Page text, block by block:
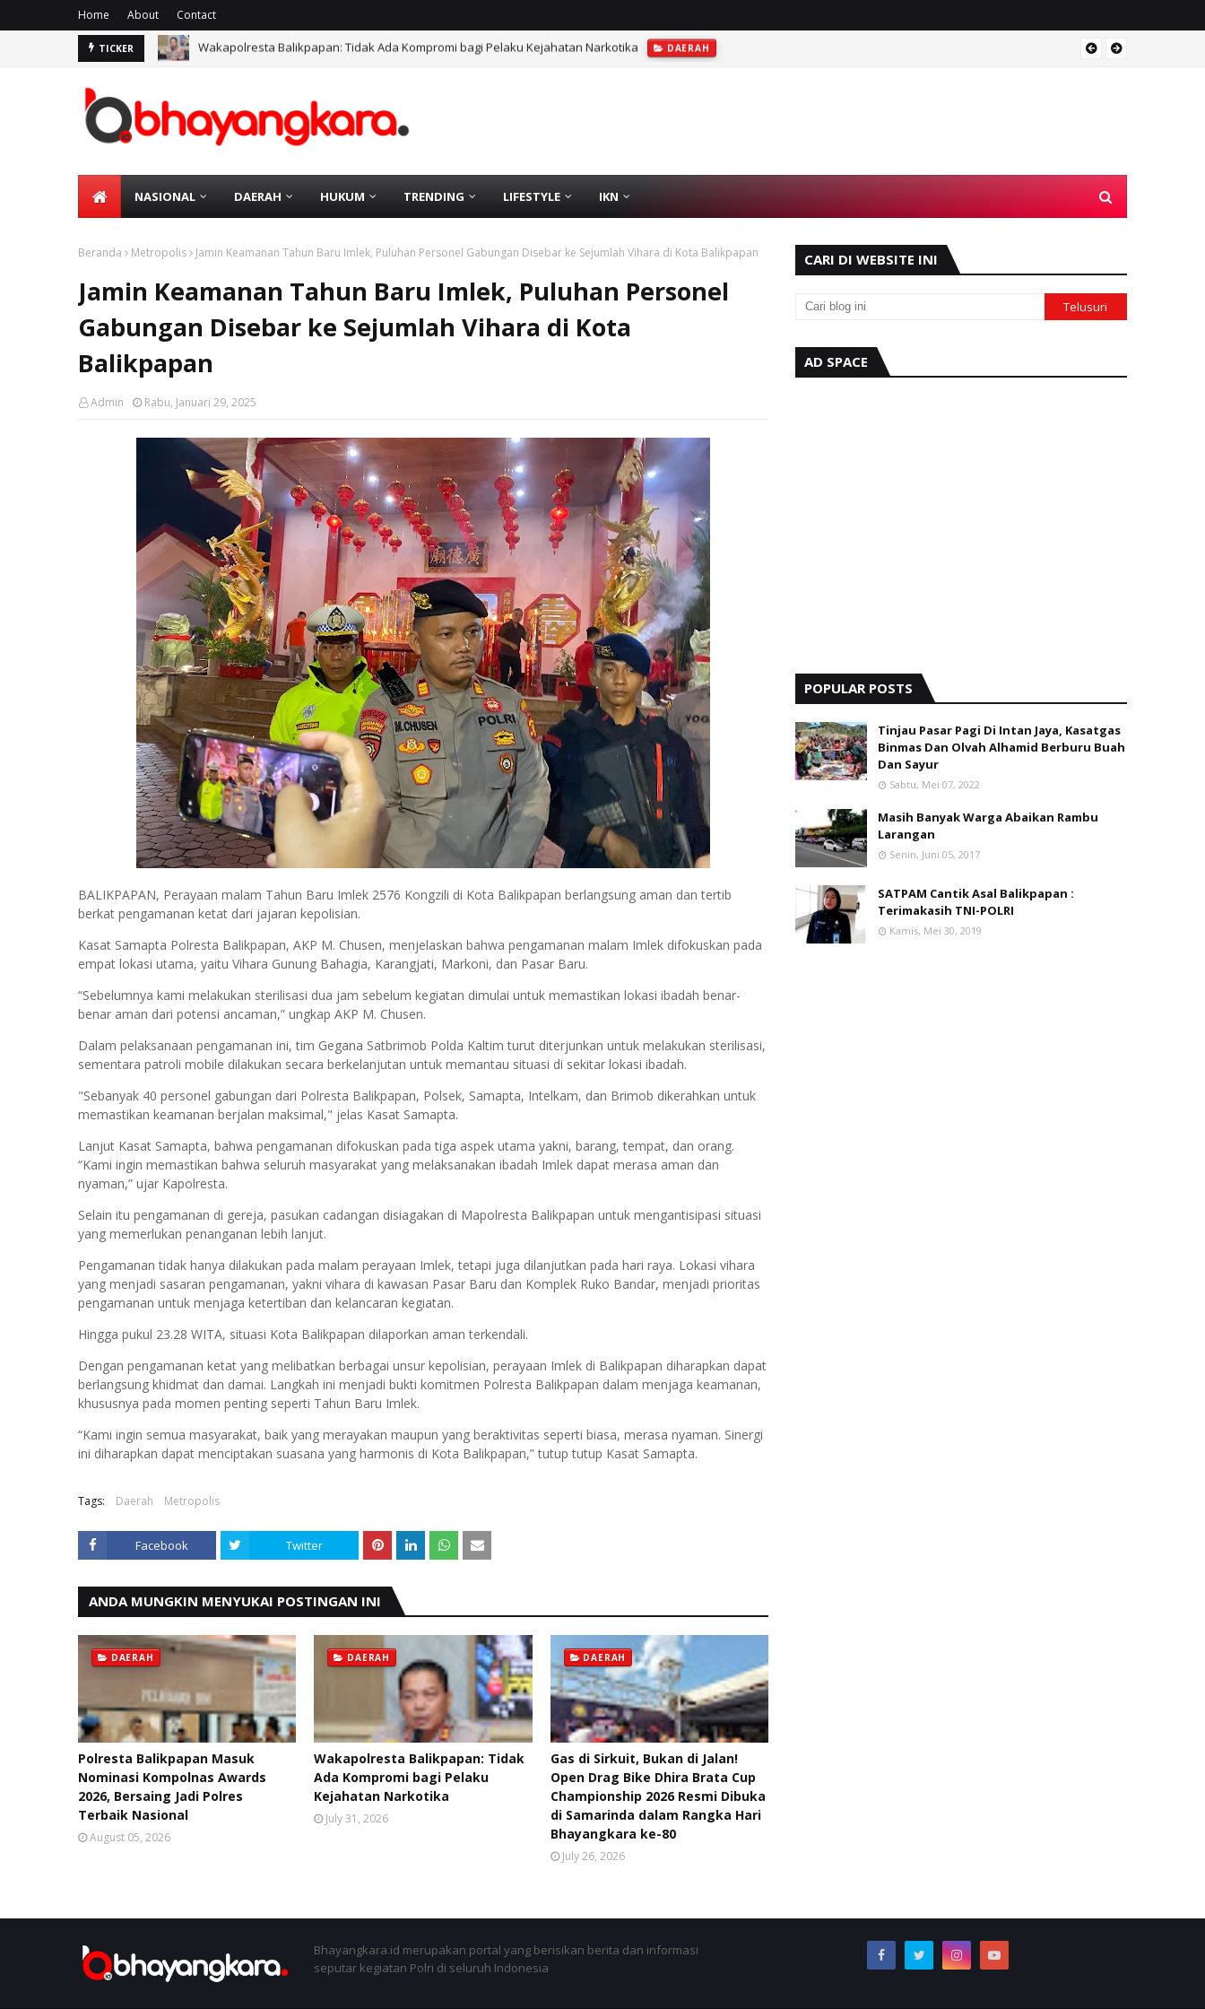
Home About Contact
TICKER
Wakapolresta Balikpapan: Tidak Ada Kompromi bagi Pelaku Kejahatan Narkotika
Operasi Antik Mahakam 2026, Polresta Balikpapan Ungkap 47 Kasus Narkoba dan Amankan 54 Tersangka
NASIONAL DAERAH HUKUM TRENDING LIFESTYLE IKN
Beranda Metropolis Jamin Keamanan Tahun Baru Imlek, Puluhan Personel Gabungan Disebar ke Sejumlah Vihara di Kota Balikpapan
Jamin Keamanan Tahun Baru Imlek, Puluhan Personel
Gabungan Disebar ke Sejumlah Vihara di Kota
Balikpapan
Admin Rabu, Januari 29, 2025
BALIKPAPAN, Perayaan malam Tahun Baru Imlek 2576 Kongzili di Kota Balikpapan berlangsung aman dan tertib
berkat pengamanan ketat dari jajaran kepolisian.
Kasat Samapta Polresta Balikpapan, AKP M. Chusen, menjelaskan bahwa pengamanan malam Imlek difokuskan pada
empat lokasi utama, yaitu Vihara Gunung Bahagia, Karangjati, Markoni, dan Pasar Baru.
“Sebelumnya kami melakukan sterilisasi dua jam sebelum kegiatan dimulai untuk memastikan lokasi ibadah benar-
benar aman dari potensi ancaman,” ungkap AKP M. Chusen.
Dalam pelaksanaan pengamanan ini, tim Gegana Satbrimob Polda Kaltim turut diterjunkan untuk melakukan sterilisasi,
sementara patroli mobile dilakukan secara berkelanjutan untuk memantau situasi di sekitar lokasi ibadah.
"Sebanyak 40 personel gabungan dari Polresta Balikpapan, Polsek, Samapta, Intelkam, dan Brimob dikerahkan untuk
memastikan keamanan berjalan maksimal," jelas Kasat Samapta.
Lanjut Kasat Samapta, bahwa pengamanan difokuskan pada tiga aspek utama yakni, barang, tempat, dan orang.
“Kami ingin memastikan bahwa seluruh masyarakat yang melaksanakan ibadah Imlek dapat merasa aman dan
nyaman,” ujar Kapolresta.
Selain itu pengamanan di gereja, pasukan cadangan disiagakan di Mapolresta Balikpapan untuk mengantisipasi situasi
yang memerlukan penanganan lebih lanjut.
Pengamanan tidak hanya dilakukan pada malam perayaan Imlek, tetapi juga dilanjutkan pada hari raya. Lokasi vihara
yang menjadi sasaran pengamanan, yakni vihara di kawasan Pasar Baru dan Komplek Ruko Bandar, menjadi prioritas
pengamanan untuk menjaga ketertiban dan kelancaran kegiatan.
Hingga pukul 23.28 WITA, situasi Kota Balikpapan dilaporkan aman terkendali.
Dengan pengamanan ketat yang melibatkan berbagai unsur kepolisian, perayaan Imlek di Balikpapan diharapkan dapat
berlangsung khidmat dan damai. Langkah ini menjadi bukti komitmen Polresta Balikpapan dalam menjaga keamanan,
khususnya pada momen penting seperti Tahun Baru Imlek.
“Kami ingin semua masyarakat, baik yang merayakan maupun yang beraktivitas seperti biasa, merasa nyaman. Sinergi
ini diharapkan dapat menciptakan suasana yang harmonis di Kota Balikpapan,” tutup tutup Kasat Samapta.
Tags: Daerah Metropolis
Facebook Twitter
ANDA MUNGKIN MENYUKAI POSTINGAN INI
DAERAH
Polresta Balikpapan Masuk
Nominasi Kompolnas Awards
2026, Bersaing Jadi Polres
Terbaik Nasional
August 05, 2026
DAERAH
Wakapolresta Balikpapan: Tidak
Ada Kompromi bagi Pelaku
Kejahatan Narkotika
July 31, 2026
DAERAH
Gas di Sirkuit, Bukan di Jalan!
Open Drag Bike Dhira Brata Cup
Championship 2026 Resmi Dibuka
di Samarinda dalam Rangka Hari
Bhayangkara ke-80
July 26, 2026
CARI DI WEBSITE INI
AD SPACE
POPULAR POSTS
Tinjau Pasar Pagi Di Intan Jaya, Kasatgas
Binmas Dan Olvah Alhamid Berburu Buah
Dan Sayur
Sabtu, Mei 07, 2022
Masih Banyak Warga Abaikan Rambu
Larangan
Senin, Juni 05, 2017
SATPAM Cantik Asal Balikpapan :
Terimakasih TNI-POLRI
Kamis, Mei 30, 2019
Bhayangkara.id merupakan portal yang berisikan berita dan informasi
seputar kegiatan Polri di seluruh Indonesia